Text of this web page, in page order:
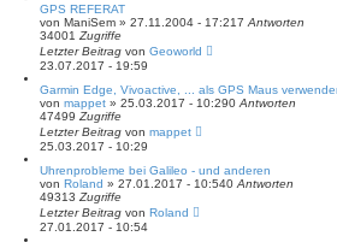
GPS REFERAT
von ManiSem » 27.11.2004 - 17:217 Antworten
34001 Zugriffe
Letzter Beitrag von Geoworld
23.07.2017 - 19:59
Garmin Edge, Vivoactive, ... als GPS Maus
von mappet » 25.03.2017 - 10:290 Antworten
47499 Zugriffe
Letzter Beitrag von mappet
25.03.2017 - 10:29
Uhrenprobleme bei Galileo - und anderen
von Roland » 27.01.2017 - 10:540 Antworten
49313 Zugriffe
Letzter Beitrag von Roland
27.01.2017 - 10:54